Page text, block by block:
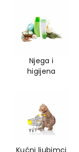
Njega i
higijena